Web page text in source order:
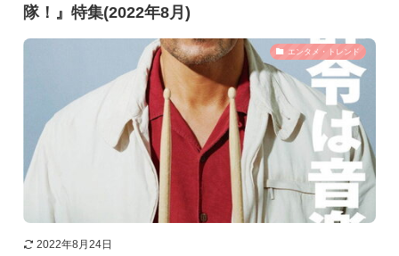
隊！』特集(2022年8月)
エンタメ・トレンド
2022年8月24日